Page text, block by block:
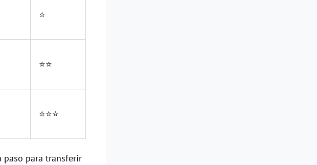
⭐
⭐⭐
⭐⭐⭐
paso para transferir